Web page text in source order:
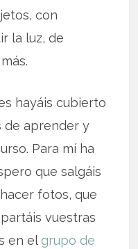
con
la luz, de
hayáis cubierto
de aprender y
Para mí ha
que salgáis
fotos, que
vuestras
en el grupo de